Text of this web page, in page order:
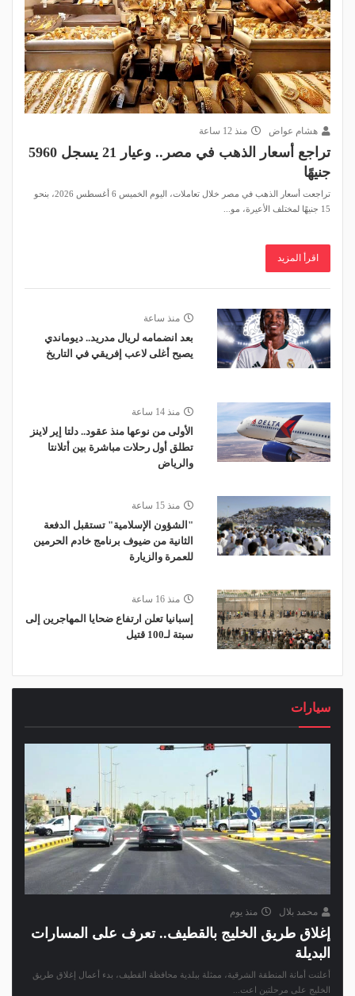
هشام عواض منذ 12 ساعة
تراجع أسعار الذهب في مصر.. وعيار 21 يسجل 5960
جنيهًا
تراجعت أسعار الذهب في مصر خلال تعاملات، اليوم الخميس 6 أغسطس 2026، بنحو
15 جنيهًا لمختلف الأعيرة، مو...
اقرأ المزيد
منذ ساعة
بعد انضمامه لريال مدريد.. ديوماندي
يصبح أغلى لاعب إفريقي في التاريخ
منذ 14 ساعة
الأولى من نوعها منذ عقود.. دلتا إير لاينز
تطلق أول رحلات مباشرة بين أتلانتا
والرياض
منذ 15 ساعة
"الشؤون الإسلامية" تستقبل الدفعة
الثانية من ضيوف برنامج خادم الحرمين
للعمرة والزيارة
منذ 16 ساعة
إسبانيا تعلن ارتفاع ضحايا المهاجرين إلى
سبتة لـ100 قتيل
سيارات
محمد بلال منذ يوم
إغلاق طريق الخليج بالقطيف.. تعرف على المسارات
البديلة
أعلنت أمانة المنطقة الشرقية، ممثلة ببلدية محافظة القطيف، بدء أعمال إغلاق طريق
الخليج على مرحلتين اعت...